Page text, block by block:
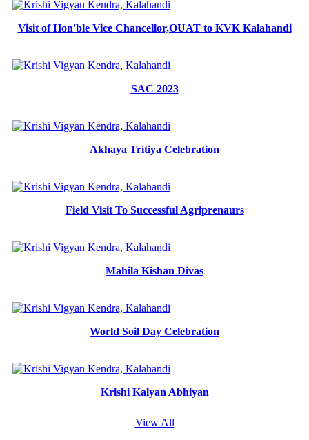
Visit of Hon'ble Vice Chancellor,OUAT to KVK Kalahandi
SAC 2023
Akhaya Tritiya Celebration
Field Visit To Successful Agriprenaurs
Mahila Kishan Divas
World Soil Day Celebration
Krishi Kalyan Abhiyan
View All